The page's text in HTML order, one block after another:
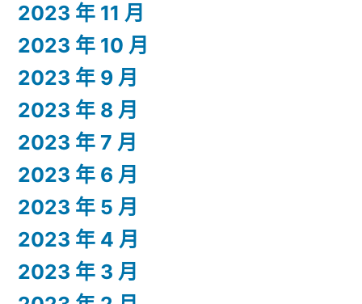
2023 年 11 月
2023 年 10 月
2023 年 9 月
2023 年 8 月
2023 年 7 月
2023 年 6 月
2023 年 5 月
2023 年 4 月
2023 年 3 月